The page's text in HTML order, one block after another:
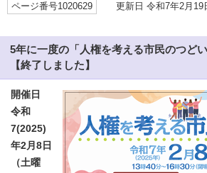
ページ番号1020629 更新日 令和7年2月19
5年に一度の「人権を考える市民のつど
【終了しました】
開催日
令和
7(2025)
年2月8日
（土曜